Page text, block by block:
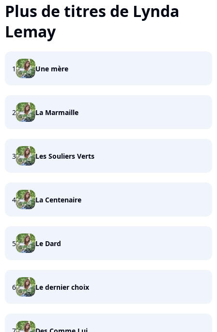
Plus de titres de Lynda
Lemay
1 Une mère
2 La Marmaille
3 Les Souliers Verts
4 La Centenaire
5 Le Dard
6 Le dernier choix